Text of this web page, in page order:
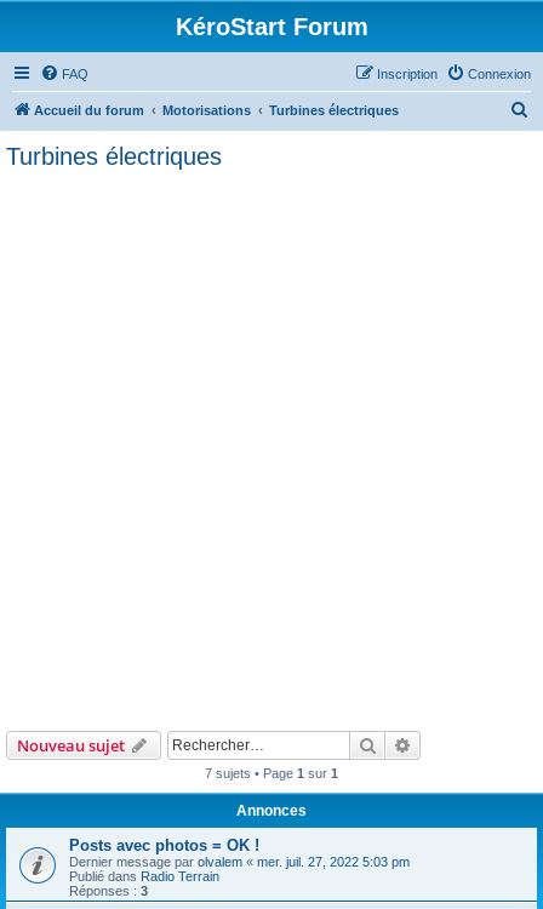
KéroStart Forum
FAQ Connexion
Inscription
Accueil du forum Motorisations Turbines électriques
Turbines électriques
Nouveau sujet Rechercher
7 sujets • Page 1 sur 1
Annonces
Posts avec photos = OK !
Dernier message par olvalem « mer. juil. 27, 2022 5:03 pm
Publié dans Radio Terrain
Réponses : 3